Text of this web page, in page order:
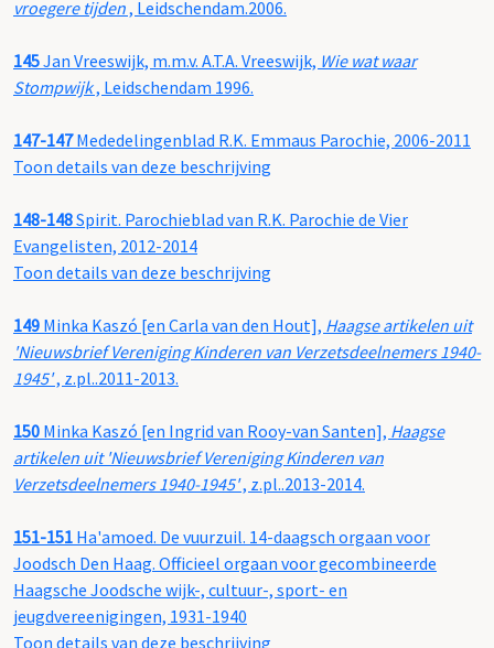
vroegere tijden, Leidschendam.2006.
145Jan Vreeswijk, m.m.v. A.T.A. Vreeswijk, Wie wat waar
Stompwijk, Leidschendam 1996.
147-147Mededelingenblad R.K. Emmaus Parochie, 2006-2011
Toon details van deze beschrijving
148-148Spirit. Parochieblad van R.K. Parochie de Vier
Evangelisten, 2012-2014
Toon details van deze beschrijving
149 Minka Kaszó [en Carla van den Hout], Haagse artikelen uit
'Nieuwsbrief Vereniging Kinderen van Verzetsdeelnemers 1940-
1945', z.pl..2011-2013.
150 Minka Kaszó [en Ingrid van Rooy-van Santen], Haagse
artikelen uit 'Nieuwsbrief Vereniging Kinderen van
Verzetsdeelnemers 1940-1945', z.pl..2013-2014.
151-151 Ha'amoed. De vuurzuil. 14-daagsch orgaan voor
Joodsch Den Haag. Officieel orgaan voor gecombineerde
Haagsche Joodsche wijk-, cultuur-, sport- en
jeugdvereenigingen, 1931-1940
Toon details van deze beschrijving